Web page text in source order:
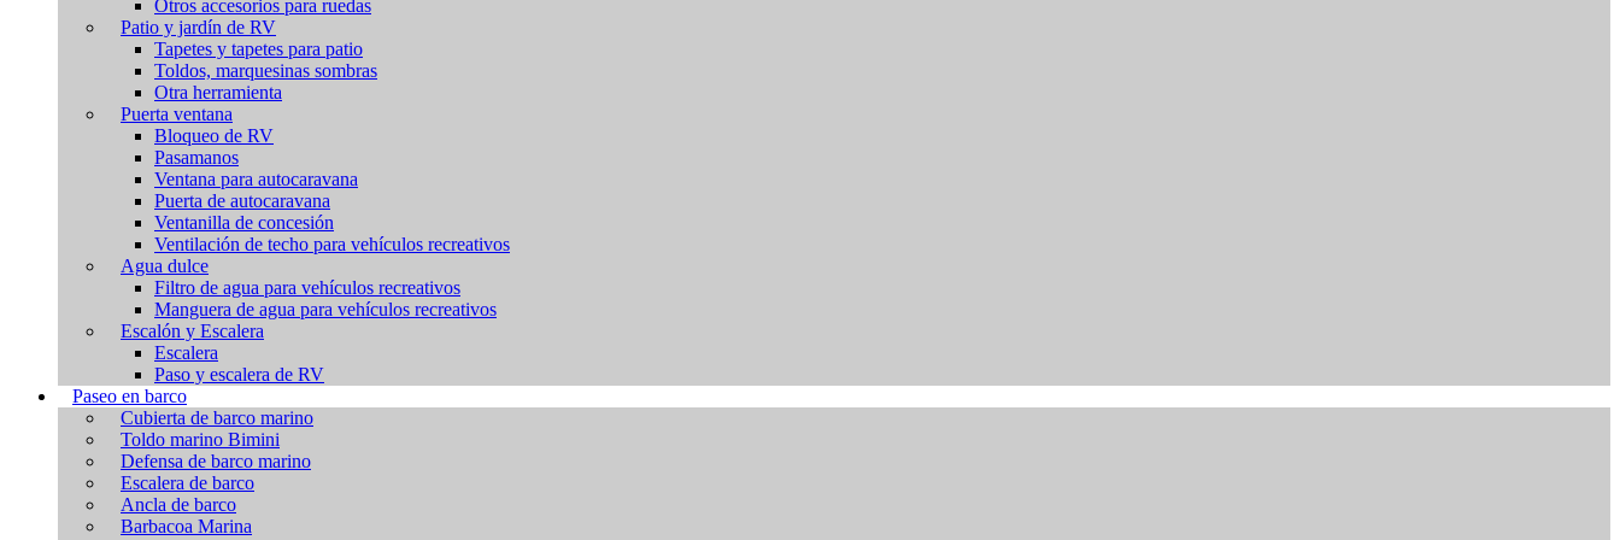
Otros accesorios para ruedas
Patio y jardín de RV
Tapetes y tapetes para patio
Toldos, marquesinas sombras
Otra herramienta
Puerta ventana
Bloqueo de RV
Pasamanos
Ventana para autocaravana
Puerta de autocaravana
Ventanilla de concesión
Ventilación de techo para vehículos recreativos
Agua dulce
Filtro de agua para vehículos recreativos
Manguera de agua para vehículos recreativos
Escalón y Escalera
Escalera
Paso y escalera de RV
Paseo en barco
Cubierta de barco marino
Toldo marino Bimini
Defensa de barco marino
Escalera de barco
Ancla de barco
Barbacoa Marina